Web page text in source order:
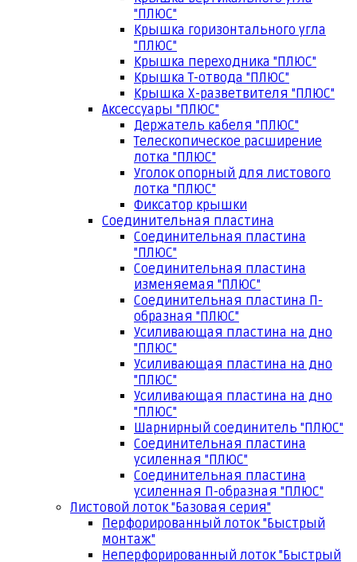
"ПЛЮС"
Крышка горизонтального угла
"ПЛЮС"
Крышка переходника "ПЛЮС"
Крышка Т-отвода "ПЛЮС"
Крышка Х-разветвителя "ПЛЮС"
Аксессуары "ПЛЮС"
Держатель кабеля "ПЛЮС"
Телескопическое расширение
лотка "ПЛЮС"
Уголок опорный для листового
лотка "ПЛЮС"
Фиксатор крышки
Соединительная пластина
Соединительная пластина
"ПЛЮС"
Соединительная пластина
изменяемая "ПЛЮС"
Соединительная пластина П-
образная "ПЛЮС"
Усиливающая пластина на дно
"ПЛЮС"
Усиливающая пластина на дно
"ПЛЮС"
Усиливающая пластина на дно
"ПЛЮС"
Шарнирный соединитель "ПЛЮС"
Соединительная пластина
усиленная "ПЛЮС"
Соединительная пластина
усиленная П-образная "ПЛЮС"
Листовой лоток "Базовая серия"
Перфорированный лоток "Быстрый
монтаж"
Неперфорированный лоток "Быстрый